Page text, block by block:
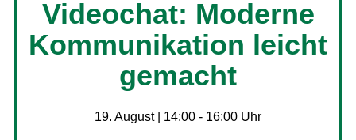
Videochat: Moderne
Kommunikation leicht
gemacht
19. August | 14:00 - 16:00